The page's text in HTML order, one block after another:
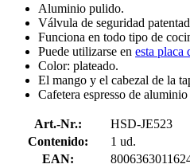
Aluminio pulido.
Válvula de seguridad
Funciona en todo tipo de
Puede utilizarse en esta placa
Color: plateado.
El mango y el cabezal de la
Cafetera espresso de
Art.-Nr.:
HSD-JE523
Contenido:
1 ud.
EAN: